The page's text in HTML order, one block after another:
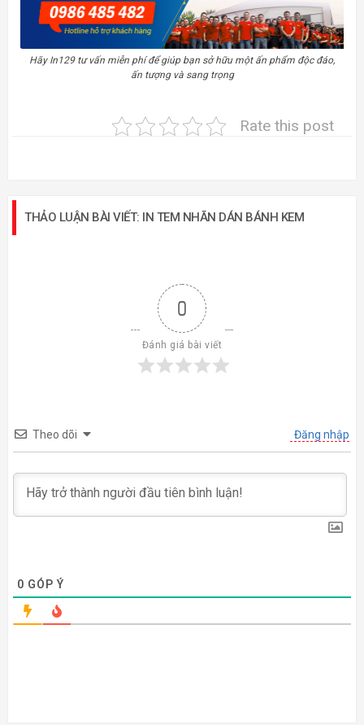
Hãy In129 tư vấn miễn phí để giúp bạn sở hữu một ấn phẩm độc đáo,
ấn tượng và sang trọng
Rate this post
THẢO LUẬN BÀI VIẾT: IN TEM NHÃN DÁN BÁNH KEM
0
Đánh giá bài viết
Theo dõi Đăng nhập
0 GÓP Ý